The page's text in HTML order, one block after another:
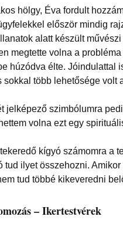
hölgy, Éva fordult
először mindig
alatt készült
megtette volna a
húzódva élte. Jóindulattal
sokkal több lehetősége volt
jelképező szimbólumra
volna ezt egy
kígyó számomra a
tud ilyet összehozni.
tud többé kikeveredni
– Ikertestvérek